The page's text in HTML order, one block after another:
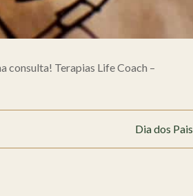
consulta! Terapias Life Coach –
Dia dos Pais